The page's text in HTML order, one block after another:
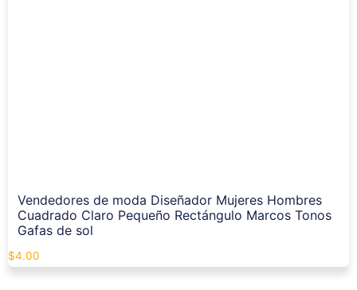
Vendedores de moda Diseñador Mujeres Hombres
Cuadrado Claro Pequeño Rectángulo Marcos Tonos
Gafas de sol
$4.00